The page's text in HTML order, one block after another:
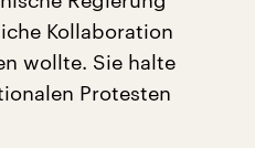
Kollaboration
wollte. Sie halte
Protesten